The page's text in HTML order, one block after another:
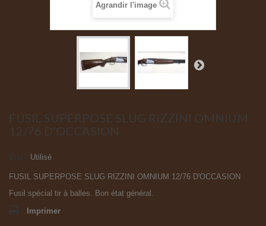
Agrandir l'image
FUSIL SUPERPOSE SLUG RIZZINI OMNIUM
12/76 D'OCCASION
Utilisé
FUSIL SUPERPOSE SLUG RIZZINI OMNIUM 12/76 D'OCCASION
Fusil spécial tir à balles. Bon état général.
Imprimer